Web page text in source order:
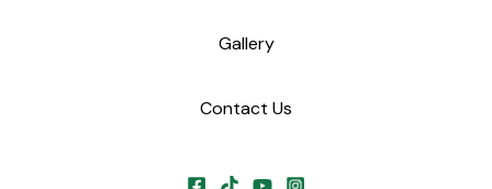
Gallery
Contact Us